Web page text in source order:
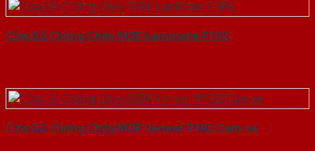
Cửa Gỗ Chống Cháy MDF Laminate P1R2
Cửa Gỗ Chống Cháy MDF Veneer P1R2 Cam xe